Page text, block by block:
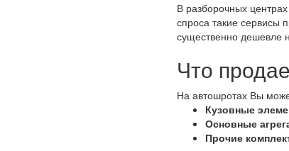
В разборочных
спроса такие сервисы
существенно дешевле
Что
На автошротах Вы
Кузовные
Основные
Прочие